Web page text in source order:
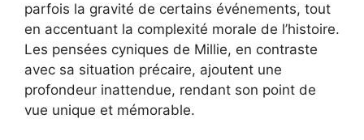
parfois la gravité de certains événements, tout
en accentuant la complexité morale de l’histoire.
Les pensées cyniques de Millie, en contraste
avec sa situation précaire, ajoutent une
profondeur inattendue, rendant son point de
vue unique et mémorable.